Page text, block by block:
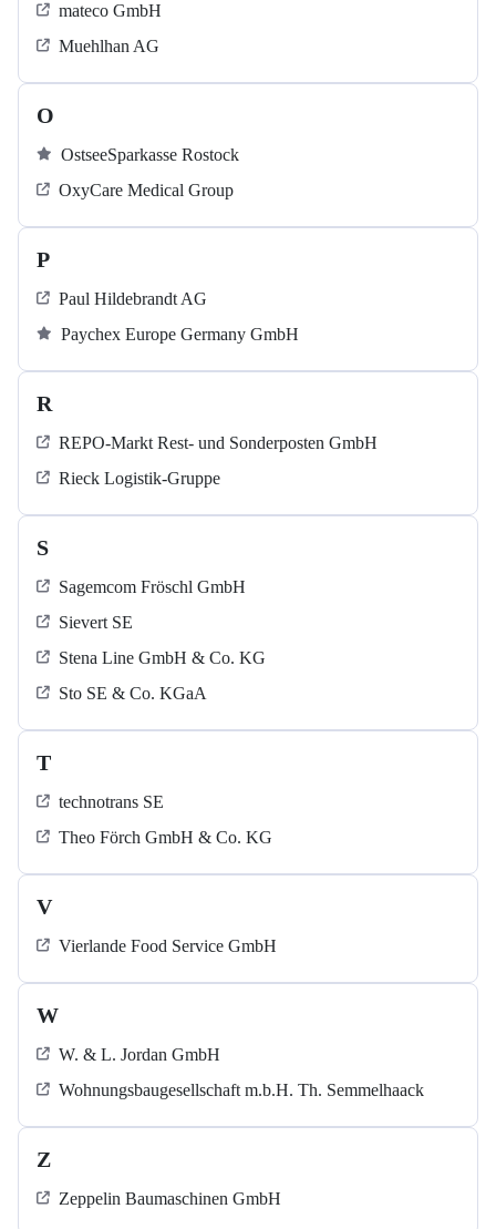
mateco GmbH
Muehlhan AG
O
OstseeSparkasse Rostock
OxyCare Medical Group
P
Paul Hildebrandt AG
Paychex Europe Germany GmbH
R
REPO-Markt Rest- und Sonderposten GmbH
Rieck Logistik-Gruppe
S
Sagemcom Fröschl GmbH
Sievert SE
Stena Line GmbH & Co. KG
Sto SE & Co. KGaA
T
technotrans SE
Theo Förch GmbH & Co. KG
V
Vierlande Food Service GmbH
W
W. & L. Jordan GmbH
Wohnungsbaugesellschaft m.b.H. Th. Semmelhaack
Z
Zeppelin Baumaschinen GmbH